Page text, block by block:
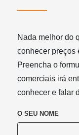
Nada melhor do
conhecer preços
Preencha o
comerciais irá
conhecer e falar
O SEU NOME